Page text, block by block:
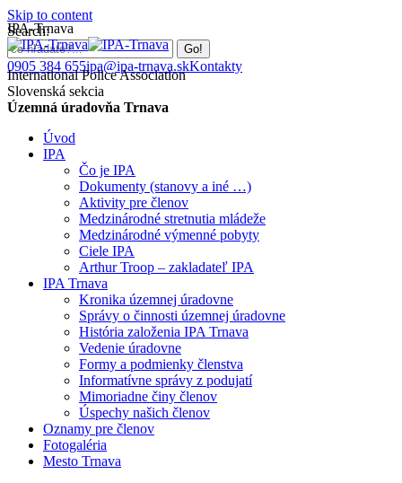
Skip to content
Search:
0905 384 655ipa@ipa-trnava.skKontakty
IPA-Trnava
International Police Association
Slovenská sekcia
Územná úradovňa Trnava
Úvod
IPA
Čo je IPA
Dokumenty (stanovy a iné …)
Aktivity pre členov
Medzinárodné stretnutia mládeže
Medzinárodné výmenné pobyty
Ciele IPA
Arthur Troop – zakladateľ IPA
IPA Trnava
Kronika územnej úradovne
Správy o činnosti územnej úradovne
História založenia IPA Trnava
Vedenie úradovne
Formy a podmienky členstva
Informatívne správy z podujatí
Mimoriadne činy členov
Úspechy našich členov
Oznamy pre členov
Fotogaléria
Mesto Trnava